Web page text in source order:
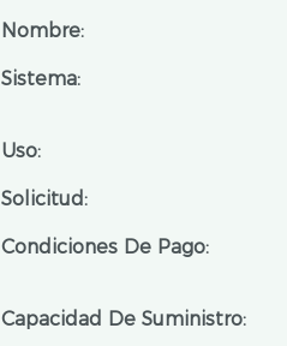
Nombre:
Sistema:
Uso:
Solicitud:
Condiciones De Pago:
Capacidad De Suministro: